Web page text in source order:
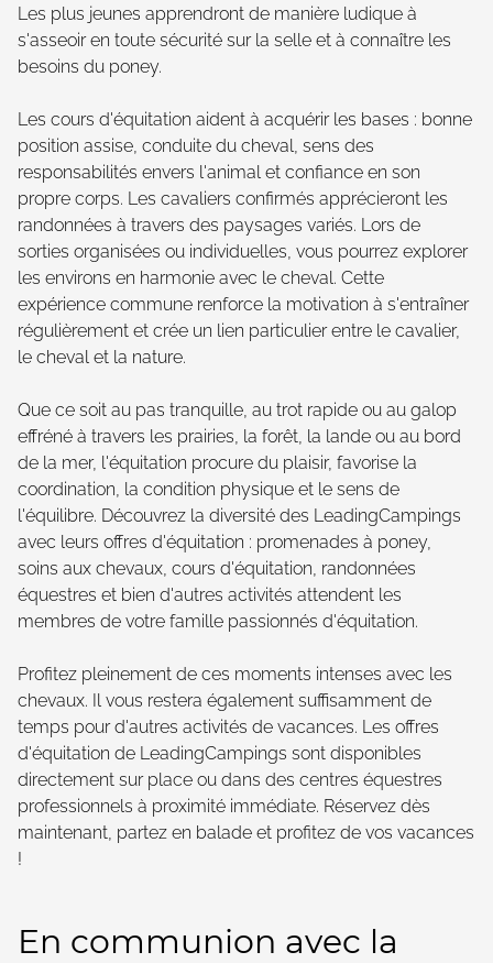
Les plus jeunes apprendront de manière ludique à
s'asseoir en toute sécurité sur la selle et à connaître les
besoins du poney.
Les cours d'équitation aident à acquérir les bases : bonne
position assise, conduite du cheval, sens des
responsabilités envers l'animal et confiance en son
propre corps. Les cavaliers confirmés apprécieront les
randonnées à travers des paysages variés. Lors de
sorties organisées ou individuelles, vous pourrez explorer
les environs en harmonie avec le cheval. Cette
expérience commune renforce la motivation à s'entraîner
régulièrement et crée un lien particulier entre le cavalier,
le cheval et la nature.
Que ce soit au pas tranquille, au trot rapide ou au galop
effréné à travers les prairies, la forêt, la lande ou au bord
de la mer, l'équitation procure du plaisir, favorise la
coordination, la condition physique et le sens de
l'équilibre. Découvrez la diversité des LeadingCampings
avec leurs offres d'équitation : promenades à poney,
soins aux chevaux, cours d'équitation, randonnées
équestres et bien d'autres activités attendent les
membres de votre famille passionnés d'équitation.
Profitez pleinement de ces moments intenses avec les
chevaux. Il vous restera également suffisamment de
temps pour d'autres activités de vacances. Les offres
d'équitation de LeadingCampings sont disponibles
directement sur place ou dans des centres équestres
professionnels à proximité immédiate. Réservez dès
maintenant, partez en balade et profitez de vos vacances
!
En communion avec la